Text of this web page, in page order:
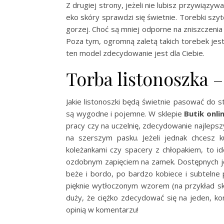
Z drugiej strony, jeżeli nie lubisz
eko skóry sprawdzi się świetnie. Torebki
gorzej. Choć są mniej odporne na
Poza tym, ogromną zaletą takich torebek
ten model zdecydowanie jest dla Ciebie.
Torba listonoszka
Jakie listonoszki będą świetnie pasować do
są wygodne i pojemne. W sklepie Butik
pracy czy na uczelnię, zdecydowanie
na szerszym pasku. Jeżeli jednak
koleżankami czy spacery z chłopakiem, to
ozdobnym zapięciem na zamek.
beże i bordo, po bardzo kobiece i subtelne
pięknie wytłoczonym wzorem (na przykład
duży, że ciężko zdecydować się na jeden,
opinią w komentarzu!